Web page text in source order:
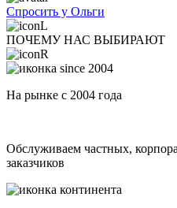
Спросить у Ольги
ПОЧЕМУ НАС ВЫБИРАЮТ
На рынке с 2004 года
Обслуживаем частных,
заказчиков